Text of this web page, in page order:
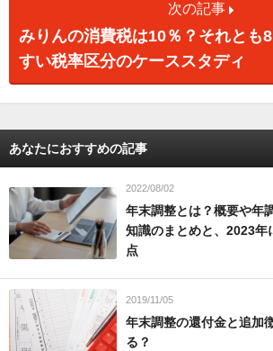
次の記事
みりんの消費税は10％？それとも
すい税率区分のケーススタディ
あなたにおすすめの記事
2022/08/02
年末調整とは？概要や年
知識のまとめと、2023年
点
2019/11/05
年末調整の還付金と追加
る？